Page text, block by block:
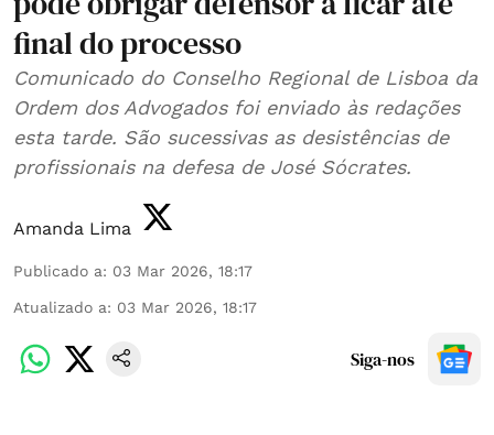
final do processo
Comunicado do Conselho Regional de Lisboa da
Ordem dos Advogados foi enviado às redações
esta tarde. São sucessivas as desistências de
profissionais na defesa de José Sócrates.
Amanda Lima
Publicado a: 03 Mar 2026, 18:17
Atualizado a: 03 Mar 2026, 18:17
Siga-nos